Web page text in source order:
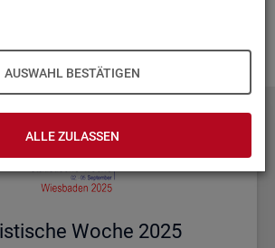
AUSWAHL BESTÄTIGEN
ALLE ZULASSEN
Woche 2025